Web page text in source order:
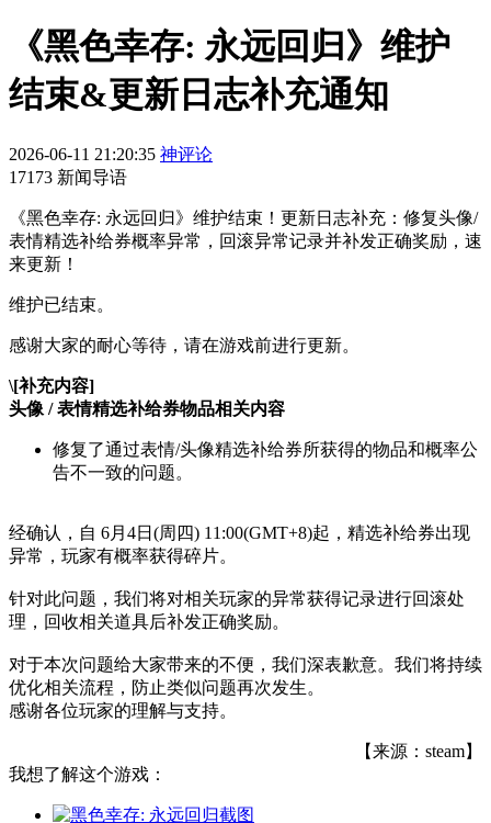
《黑色幸存: 永远回归》维护
结束&更新日志补充通知
2026-06-11 21:20:35 神评论
17173 新闻导语
《黑色幸存: 永远回归》维护结束！更新日志补充：修复头像/
表情精选补给券概率异常，回滚异常记录并补发正确奖励，速
来更新！
维护已结束。
感谢大家的耐心等待，请在游戏前进行更新。
\[补充内容]
头像 / 表情精选补给券物品相关内容
修复了通过表情/头像精选补给券所获得的物品和概率公
告不一致的问题。
经确认，自 6月4日(周四) 11:00(GMT+8)起，精选补给券出现
异常，玩家有概率获得碎片。
针对此问题，我们将对相关玩家的异常获得记录进行回滚处
理，回收相关道具后补发正确奖励。
对于本次问题给大家带来的不便，我们深表歉意。我们将持续
优化相关流程，防止类似问题再次发生。
感谢各位玩家的理解与支持。
【来源：steam】
我想了解这个游戏：